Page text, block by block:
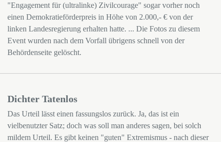
"Engagement für (ultralinke) Zivilcourage" sogar vorher noch
einen Demokratieförderpreis in Höhe von 2.000,- € von der
linken Landesregierung erhalten hatte. ... Die Fotos zu diesem
Event wurden nach dem Vorfall übrigens schnell von der
Behördenseite gelöscht.
Dichter Tatenlos
Das Urteil lässt einen fassungslos zurück. Ja, das ist ein
vielbenutzter Satz; doch was soll man anderes sagen, bei solch
mildem Urteil. Es gibt keinen "guten" Extremismus - nach dieser